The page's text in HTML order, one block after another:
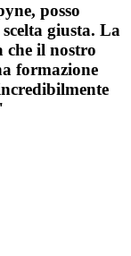
posso
giusta. La
che il nostro
formazione